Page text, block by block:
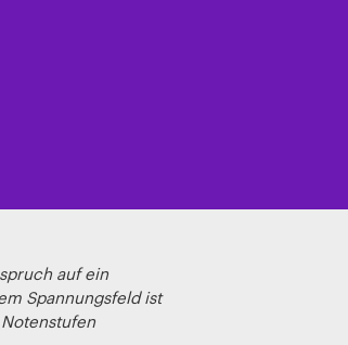
auf ein
Spannungsfeld ist